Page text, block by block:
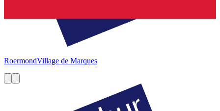
RoermondVillage de Marques